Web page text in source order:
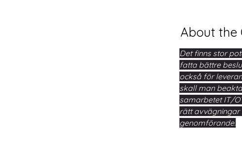
About the
Det finns stor
fatta bättre
också för
skall man
samarbetet IT/
rätt avvägningar
genomförande.